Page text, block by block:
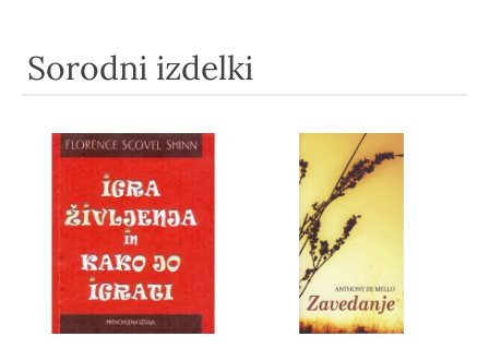
Sorodni izdelki